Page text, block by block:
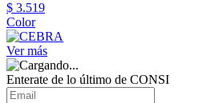
$ 3.519
Color
Ver más
Enterate de lo último de CONSI